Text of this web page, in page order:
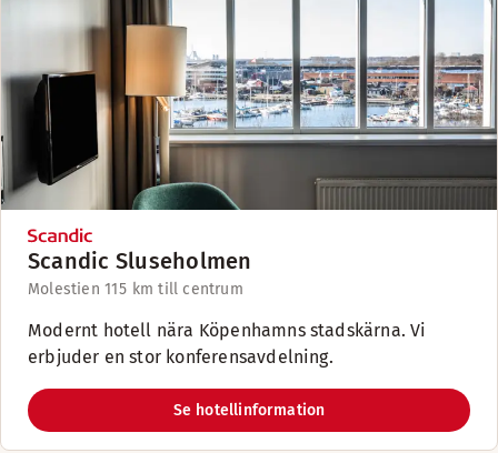
Scandic Sluseholmen
Molestien 115 km till centrum
Modernt hotell nära Köpenhamns stadskärna. Vi
erbjuder en stor konferensavdelning.
Se hotellinformation